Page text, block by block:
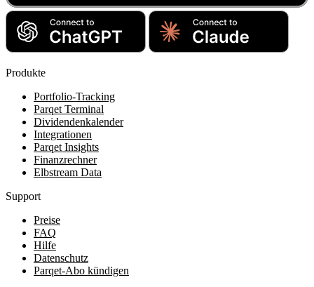
Produkte
Portfolio-Tracking
Parqet Terminal
Dividendenkalender
Integrationen
Parqet Insights
Finanzrechner
Elbstream Data
Support
Preise
FAQ
Hilfe
Datenschutz
Parqet-Abo kündigen